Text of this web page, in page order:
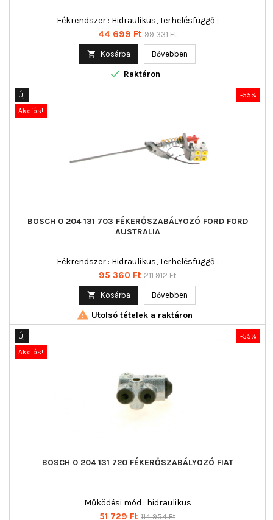
Fékrendszer : Hidraulikus, Terhelésfüggő :
Ár
44 699 Ft Normál
99 331 Ft
 Kosárba Bővebben
 Raktáron
-55%
Új
Akciós!
BOSCH 0 204 131 703 FÉKERŐSZABÁLYOZÓ FORD FORD
AUSTRALIA
Fékrendszer : Hidraulikus, Terhelésfüggő :
Ár
95 360 Ft Normál
211 912 Ft
 Kosárba Bővebben
 Utolsó tételek a raktáron
-55%
Új
Akciós!
BOSCH 0 204 131 720 FÉKERŐSZABÁLYOZÓ FIAT
Működési mód : hidraulikus
Ár
51 729 Ft Normál
114 954 Ft